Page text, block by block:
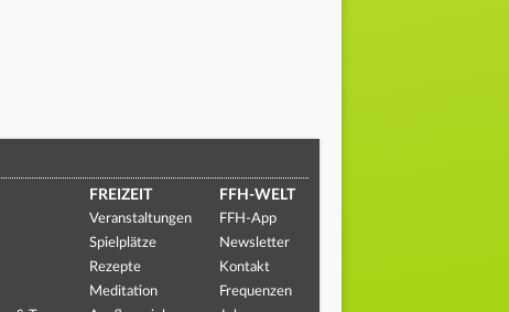
FREIZEIT
Veranstaltungen
Spielplätze
Rezepte
Meditation
FFH-WELT
FFH-App
Newsletter
Kontakt
Frequenzen